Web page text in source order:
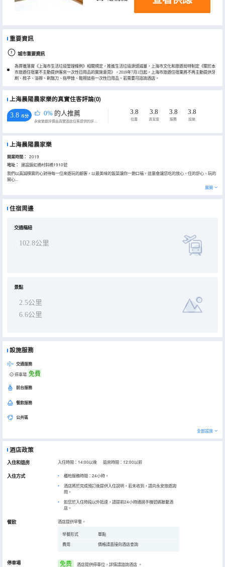
重要資訊
城市重要資訊
為貫徹落實《上海市生活垃圾管理條例》相關規定，推進生活垃圾源頭減量，上海市文化和旅遊局特制定《關於本
市旅遊住宿業不主動提供客房一次性日用品的實施意見》，2019年7月1日起，上海市旅遊住宿業將不再主動提供牙
刷、梳子、浴擦、剃鬚刀、指甲銼、鞋擦這些一次性日用品。若需要可諮詢酒店。
上海晨陽農家樂的真實住客評論(0)
3.8 /5分 0% 的人推薦
永安旅遊評價由真實酒店住客提供的評價。
3.8
位置
3.8
清潔度
3.8
服務
3.8
設施
上海晨陽農家樂
開業時間： 2019
地址：
建設鎮虹橋村斜橋1910號
我們以真誠樸實的心對待每一位來遊玩的顧客，以最美味的飯菜讓你一飽口福，這裏會讓您吃的放心、住的舒心、玩的
開心...
展開
住宿周邊
交通樞紐
102.8公里
景點
2.5公里
6.6公里
設施服務
交通服務
停車場 免費
前台服務
餐飲服務
公共區
全部設施
酒店政策
入住和退房 入住時間：14:00以後 退房時間：12:00以前
入住方式
櫃枱服務時間：24小時。
酒店將於完成預訂後提供入住說明，若未收到，請向永安旅遊詢
問。
如您於入住時段以外抵達，請提前24小時通過手機號碼聯繫酒
店。
餐飲 酒店提供早餐。
早餐形式
單點
費用
價格請直接向酒店查詢
停車場 免费 酒店提供停車位，詳情請諮詢酒店 。